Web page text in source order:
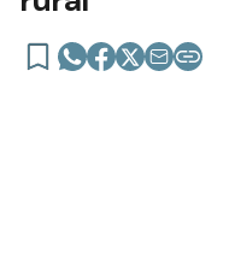
Indicaron los
ocasionados